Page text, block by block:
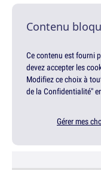
Contenu
Ce contenu est fourni
devez accepter les
Modifiez ce choix à
de la Confidentialité"
Gérer mes